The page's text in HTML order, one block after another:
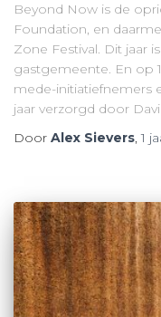
Beyond Now is de
Foundation, en
Zone Festival. Dit jaar
gastgemeente. En op
mede-initiatiefnemers
jaar verzorgd door
Door Alex Sievers,1